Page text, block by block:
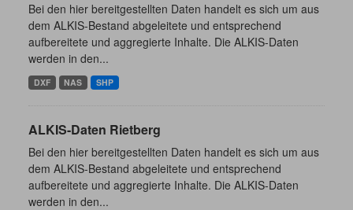
Bei den hier bereitgestellten Daten handelt es sich um aus
dem ALKIS-Bestand abgeleitete und entsprechend
aufbereitete und aggregierte Inhalte. Die ALKIS-Daten
werden in den...
DXF NAS SHP
ALKIS-Daten Rietberg
Bei den hier bereitgestellten Daten handelt es sich um aus
dem ALKIS-Bestand abgeleitete und entsprechend
aufbereitete und aggregierte Inhalte. Die ALKIS-Daten
werden in den...